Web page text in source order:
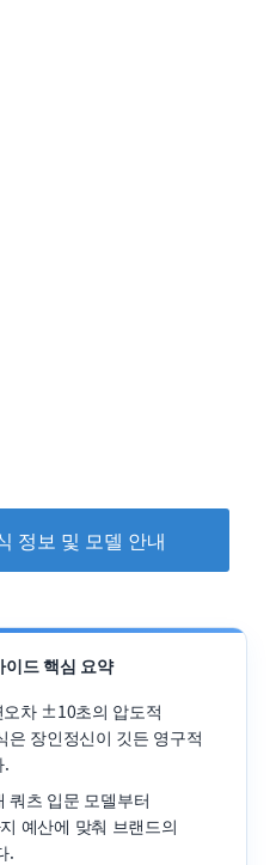
정보 및 모델 안내
이드 핵심 요약
오차 ±10초의 압도적
은 장인정신이 깃든 영구적
.
쿼츠 입문 모델부터
예산에 맞춰 브랜드의
.